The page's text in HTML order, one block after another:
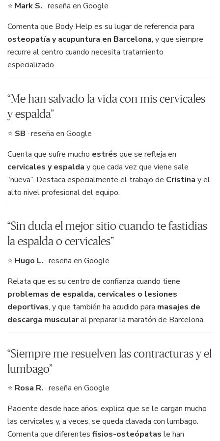
⭐ Mark S. · reseña en Google
Comenta que Body Help es su lugar de referencia para
osteopatía y acupuntura en Barcelona, y que siempre
recurre al centro cuando necesita tratamiento
especializado.
“Me han salvado la vida con mis cervicales
y espalda”
⭐ SB · reseña en Google
Cuenta que sufre mucho estrés que se refleja en
cervicales y espalda y que cada vez que viene sale
“nueva”. Destaca especialmente el trabajo de Cristina y el
alto nivel profesional del equipo.
“Sin duda el mejor sitio cuando te fastidias
la espalda o cervicales”
⭐ Hugo L. · reseña en Google
Relata que es su centro de confianza cuando tiene
problemas de espalda, cervicales o lesiones
deportivas, y que también ha acudido para masajes de
descarga muscularal preparar la maratón de Barcelona.
“Siempre me resuelven las contracturas y el
lumbago”
⭐ Rosa R. · reseña en Google
Paciente desde hace años, explica que se le cargan mucho
las cervicales y, a veces, se queda clavada con lumbago.
Comenta que diferentes fisios-osteópatas le han